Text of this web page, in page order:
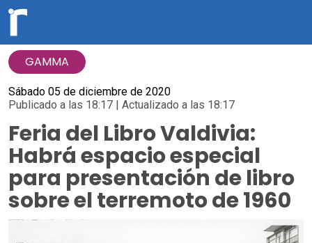
GAMMA
Sábado 05 de diciembre de 2020
Publicado a las 18:17 | Actualizado a las 18:17
Feria del Libro Valdivia:
Habrá espacio especial
para presentación de libro
sobre el terremoto de 1960